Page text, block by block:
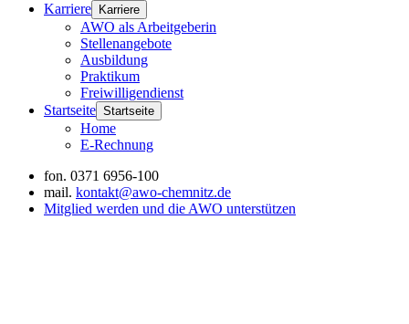
Karriere
Karriere
AWO als Arbeitgeberin
Stellenangebote
Ausbildung
Praktikum
Freiwilligendienst
Startseite Startseite
Home
E-Rechnung
fon. 0371 6956-100
mail. kontakt@awo-chemnitz.de
Mitglied werden und die AWO unterstützen